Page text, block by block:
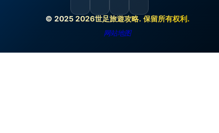
© 2025 2026世足旅遊攻略. 保留所有权利.
网站地图